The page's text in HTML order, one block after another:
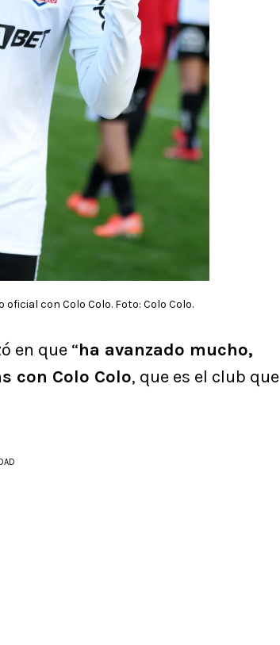
con Colo Colo. Foto: Colo Colo.
en que “ha avanzado mucho,
con Colo Colo, que es el club que